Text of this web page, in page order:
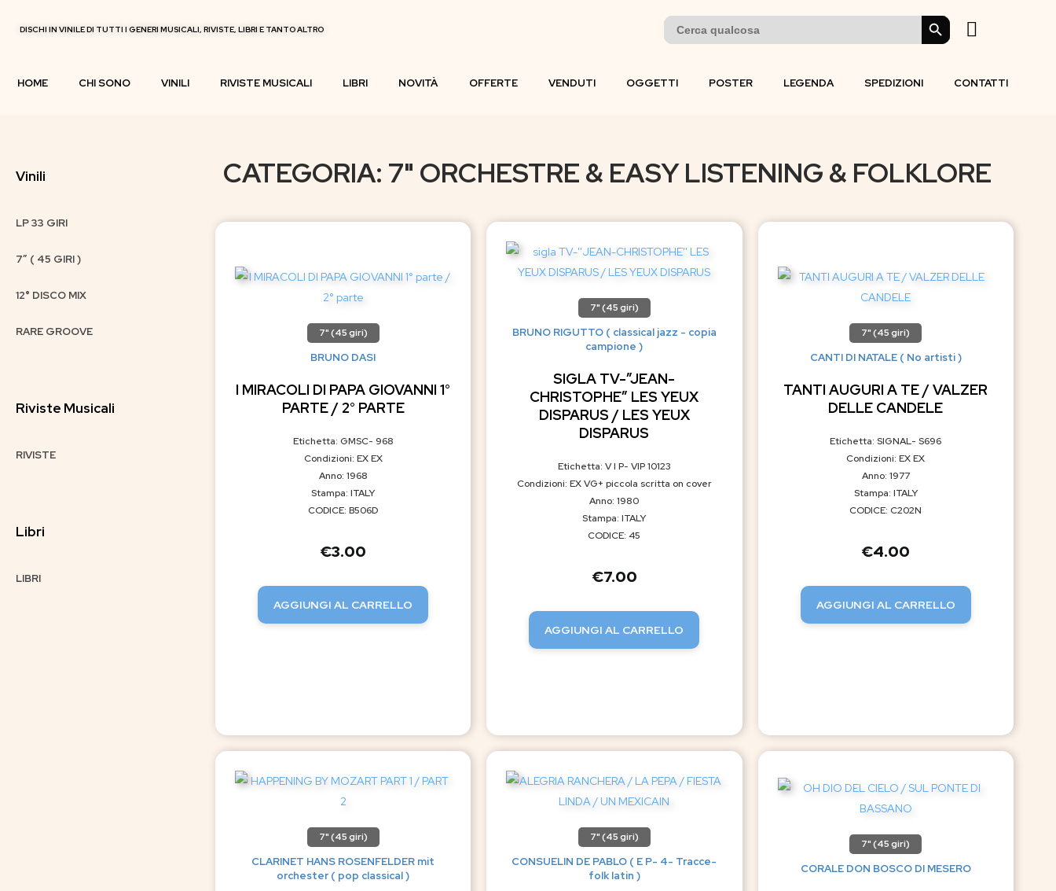
DISCHI IN VINILE DI TUTTI I GENERI MUSICALI, RIVISTE, LIBRI E TANTO ALTRO
Search
for:
SEARCH BUTTON
HOME CHI SONO VINILI RIVISTE MUSICALI LIBRI NOVITÀ OFFERTE VENDUTI OGGETTI POSTER LEGENDA SPEDIZIONI CONTATTI
Vinili
LP 33 GIRI
7″ ( 45 GIRI )
12° DISCO MIX
RARE GROOVE
Riviste Musicali
RIVISTE
Libri
LIBRI
CATEGORIA: 7" ORCHESTRE & EASY LISTENING & FOLKLORE
7" (45 giri)
BRUNO DASI
I MIRACOLI DI PAPA GIOVANNI 1°
PARTE / 2° PARTE
Etichetta: GMSC- 968
Condizioni: EX EX
Anno: 1968
Stampa: ITALY
CODICE: B506D
€3.00
AGGIUNGI AL CARRELLO
7" (45 giri)
BRUNO RIGUTTO ( classical jazz - copia
campione )
SIGLA TV-”JEAN-
CHRISTOPHE” LES YEUX
DISPARUS / LES YEUX
DISPARUS
Etichetta: V I P- VIP 10123
Condizioni: EX VG+ piccola scritta on cover
Anno: 1980
Stampa: ITALY
CODICE: 45
€7.00
AGGIUNGI AL CARRELLO
7" (45 giri)
CANTI DI NATALE ( No artisti )
TANTI AUGURI A TE / VALZER
DELLE CANDELE
Etichetta: SIGNAL- S696
Condizioni: EX EX
Anno: 1977
Stampa: ITALY
CODICE: C202N
€4.00
AGGIUNGI AL CARRELLO
7" (45 giri)
CLARINET HANS ROSENFELDER mit
orchester ( pop classical )
7" (45 giri)
CONSUELIN DE PABLO ( E P- 4- Tracce-
folk latin )
7" (45 giri)
CORALE DON BOSCO DI MESERO